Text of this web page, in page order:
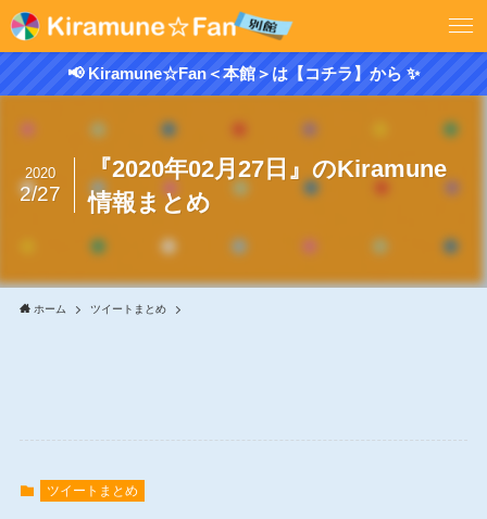
📢 Kiramune☆Fan＜本館＞は【コチラ】から ✨
『2020年02月27日』のKiramune
情報まとめ
2020
2/27
ホーム ツイートまとめ
ツイートまとめ